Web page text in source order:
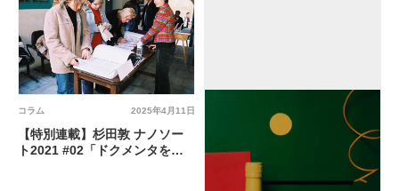
2025年4月11日
コラム
【特別連載】杉田敦 ナノソー
ト2021 #02「ドクメンタを巡